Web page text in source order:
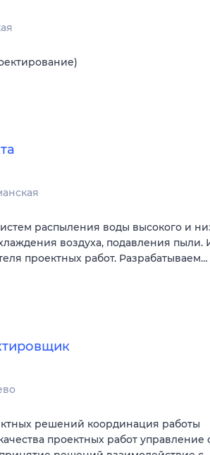
распыления воды высокого и
воздуха, подавления
проектных работ. Разрабатываем…
решений координация работы
проектных работ управление